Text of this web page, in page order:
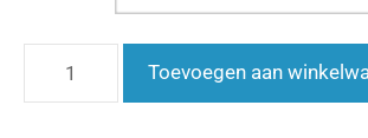
Toevoegen aan